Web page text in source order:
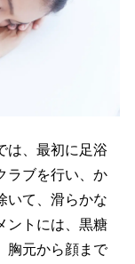
は、最初に足浴
ラブを行い、か
いて、滑らかな
ントには、黒糖
胸元から顔まで